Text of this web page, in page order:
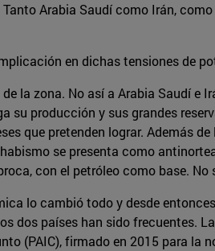
Arabia Saudí como Irán,
en dichas tensiones de
la zona. No así a Arabia Saudí
producción y sus grandes
que pretenden lograr. Además
se presenta como
con el petróleo como base.
lo cambió todo y desde
dos países han sido frecuentes.
(PAIC), firmado en 2015 para